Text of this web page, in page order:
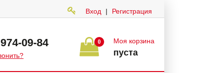
Вход | Регистрация
09-84 0 Моя корзина
пуста